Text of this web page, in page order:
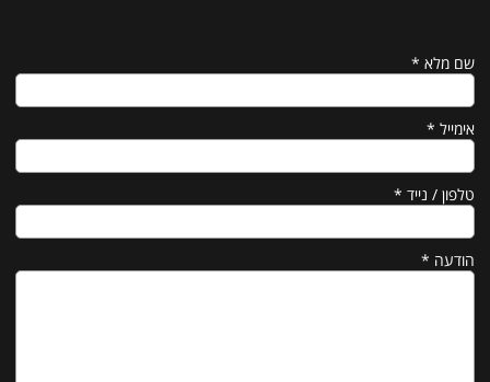
שם מלא *
אימייל *
טלפון / נייד *
הודעה *